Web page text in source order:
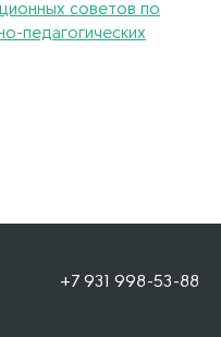
советов по
педагогических
+7 931 998-53-88